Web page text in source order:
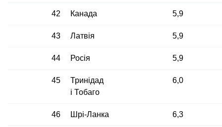
42 Канада 5,9
43 Латвія 5,9
44 Росія 5,9
45
Тринідад
і Тобаго
6,0
46 Шрі-Ланка 6,3